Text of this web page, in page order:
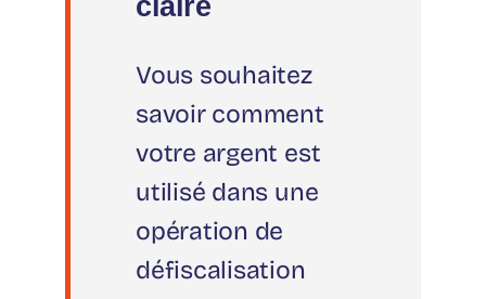
Vous souhaitez
savoir comment
votre argent est
utilisé dans une
opération de
défiscalisation